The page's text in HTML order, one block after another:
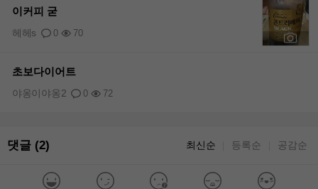
이커피 굳
0 70
헤헤s
초보다이어트
0 72
야옹이야옹2
댓글 (2) 최신순 등록순 공감순